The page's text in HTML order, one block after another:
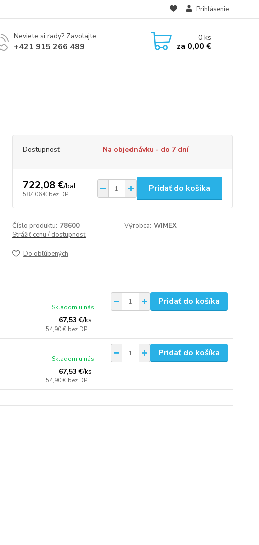
Prihlásenie
Neviete si rady? Zavolajte.
+421 915 266 489
0ks
za 0,00 €
Dostupnosť Na objednávku - do 7 dní
722,08 €/bal
587,06 € bez DPH
Pridať do košíka
Číslo produktu: 78600 Výrobca: WIMEX
Strážiť cenu / dostupnosť
Do obľúbených
67,53 €/ks
54,90 € bez DPH
Skladom u nás
Pridať do košíka
67,53 €/ks
54,90 € bez DPH
Skladom u nás
Pridať do košíka